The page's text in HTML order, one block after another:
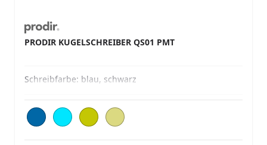
PRODIR KUGELSCHREIBER QS01 PMT
Schreibfarbe: blau, schwarz